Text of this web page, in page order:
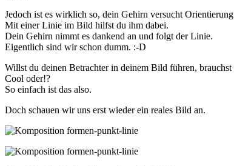
Jedoch ist es wirklich so, dein Gehirn versucht
Mit einer Linie im Bild hilfst du ihm dabei.
Dein Gehirn nimmt es dankend an und folgt der Linie.
Eigentlich sind wir schon dumm. :-D
Willst du deinen Betrachter in deinem Bild führen,
Cool oder!?
So einfach ist das also.
Doch schauen wir uns erst wieder ein reales Bild an.